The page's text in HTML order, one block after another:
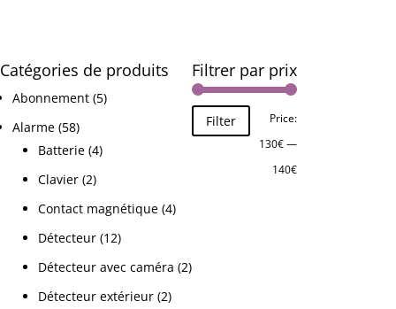
Catégories de produits
Abonnement (5)
Alarme (58)
Batterie (4)
Clavier (2)
Contact magnétique (4)
Détecteur (12)
Détecteur avec caméra (2)
Détecteur extérieur (2)
Filtrer par prix
Filter
Price:
130€—
140€